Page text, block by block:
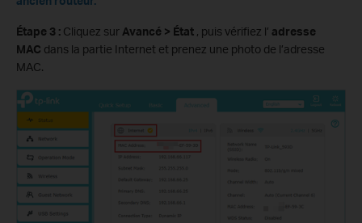
Étape 3 : Cliquez sur Avancé > État , puis vérifiez l’ adresse
MAC dans la partie Internet et prenez une photo de l’adresse
MAC.